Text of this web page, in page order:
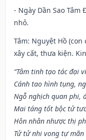
- Ngày Dần Sao
nhỏ.
Tâm: Nguyệt Hồ (con
xây cất, thưa kiện.
“Tâm tinh tạo tác đại
Cánh tao hình tụng,
Ngỗ nghịch quan phi,
Mai táng tốt bộc tử
Hôn nhân nhược thị
Tử tử nhi vong tự mãn